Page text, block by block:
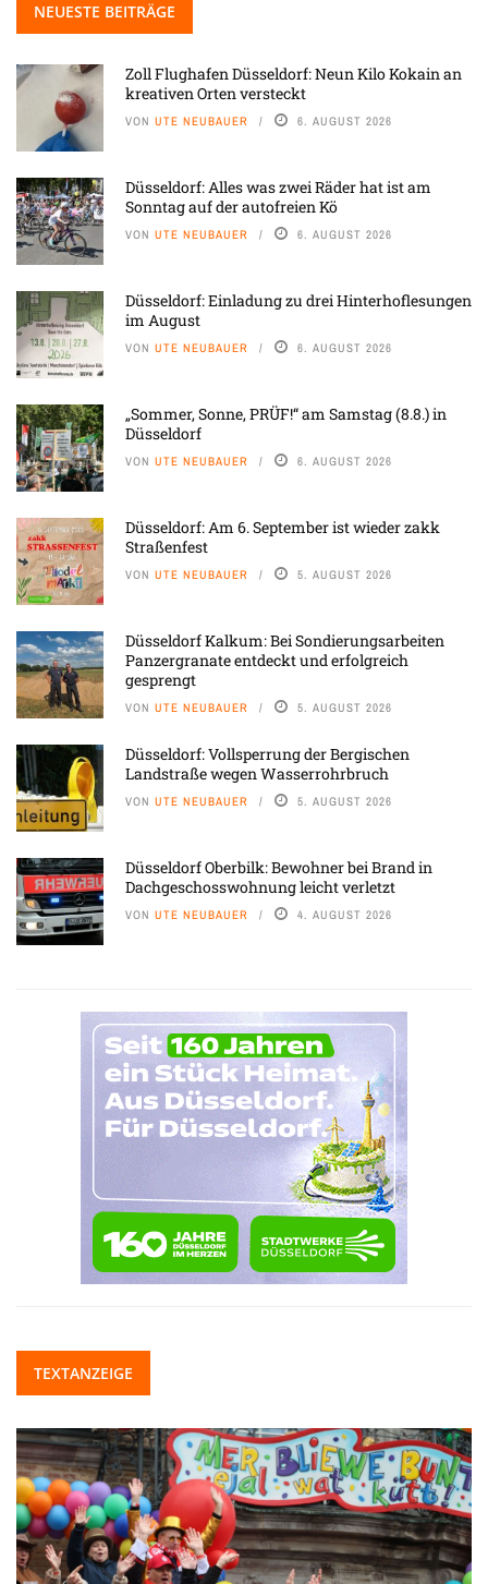
NEUESTE BEITRÄGE
Zoll Flughafen Düsseldorf: Neun Kilo Kokain an
kreativen Orten versteckt
VON UTE NEUBAUER 6. AUGUST 2026
Düsseldorf: Alles was zwei Räder hat ist am
Sonntag auf der autofreien Kö
VON UTE NEUBAUER 6. AUGUST 2026
Düsseldorf: Einladung zu drei Hinterhoflesungen
im August
VON UTE NEUBAUER 6. AUGUST 2026
„Sommer, Sonne, PRÜF!“ am Samstag (8.8.) in
Düsseldorf
VON UTE NEUBAUER 6. AUGUST 2026
Düsseldorf: Am 6. September ist wieder zakk
Straßenfest
VON UTE NEUBAUER 5. AUGUST 2026
Düsseldorf Kalkum: Bei Sondierungsarbeiten
Panzergranate entdeckt und erfolgreich
gesprengt
VON UTE NEUBAUER 5. AUGUST 2026
Düsseldorf: Vollsperrung der Bergischen
Landstraße wegen Wasserrohrbruch
VON UTE NEUBAUER 5. AUGUST 2026
Düsseldorf Oberbilk: Bewohner bei Brand in
Dachgeschosswohnung leicht verletzt
VON UTE NEUBAUER 4. AUGUST 2026
TEXTANZEIGE